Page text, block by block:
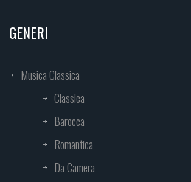
GENERI
Musica Classica
Classica
Barocca
Romantica
Da Camera